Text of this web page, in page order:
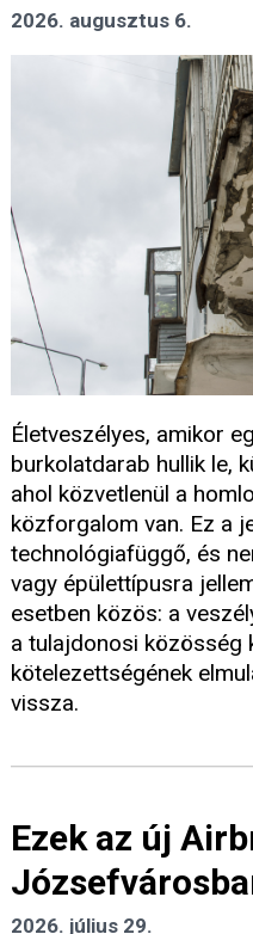
2026. augusztus 6.
Életveszélyes, amikor
burkolatdarab hullik le,
ahol közvetlenül a
közforgalom van. Ez a
technológiafüggő, és
vagy épülettípusra
esetben közös: a
a tulajdonosi közösség
kötelezettségének
vissza.
Ezek az új
2026. július 29.